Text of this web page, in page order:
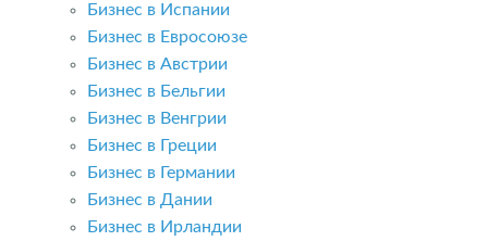
Бизнес в Испании
Бизнес в Евросоюзе
Бизнес в Австрии
Бизнес в Бельгии
Бизнес в Венгрии
Бизнес в Греции
Бизнес в Германии
Бизнес в Дании
Бизнес в Ирландии